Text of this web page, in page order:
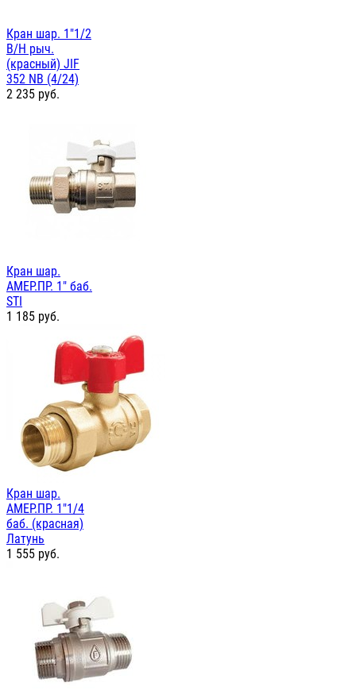
Кран шар. 1"1/2
В/Н рыч.
(красный) JIF
352 NB (4/24)
2 235 руб.
Кран шар.
АМЕР.ПР. 1" баб.
STI
1 185 руб.
Кран шар.
АМЕР.ПР. 1"1/4
баб. (красная)
Латунь
1 555 руб.